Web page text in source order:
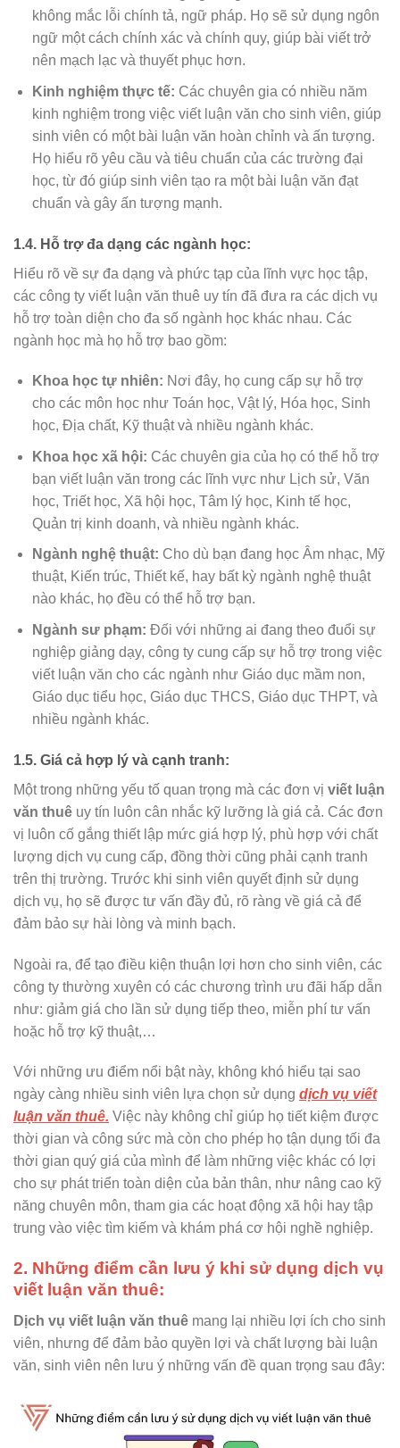
không mắc lỗi chính tả, ngữ pháp. Họ sẽ sử dụng ngôn
ngữ một cách chính xác và chính quy, giúp bài viết trở
nên mạch lạc và thuyết phục hơn.
Kinh nghiệm thực tế: Các chuyên gia có nhiều năm
kinh nghiệm trong việc viết luận văn cho sinh viên, giúp
sinh viên có một bài luận văn hoàn chỉnh và ấn tượng.
Họ hiểu rõ yêu cầu và tiêu chuẩn của các trường đại
học, từ đó giúp sinh viên tạo ra một bài luận văn đạt
chuẩn và gây ấn tượng mạnh.
1.4. Hỗ trợ đa dạng các ngành học:
Hiểu rõ về sự đa dạng và phức tạp của lĩnh vực học tập,
các công ty viết luận văn thuê uy tín đã đưa ra các dịch vụ
hỗ trợ toàn diện cho đa số ngành học khác nhau. Các
ngành học mà họ hỗ trợ bao gồm:
Khoa học tự nhiên: Nơi đây, họ cung cấp sự hỗ trợ
cho các môn học như Toán học, Vật lý, Hóa học, Sinh
học, Địa chất, Kỹ thuật và nhiều ngành khác.
Khoa học xã hội: Các chuyên gia của họ có thể hỗ trợ
bạn viết luận văn trong các lĩnh vực như Lịch sử, Văn
học, Triết học, Xã hội học, Tâm lý học, Kinh tế học,
Quản trị kinh doanh, và nhiều ngành khác.
Ngành nghệ thuật: Cho dù bạn đang học Âm nhạc, Mỹ
thuật, Kiến trúc, Thiết kế, hay bất kỳ ngành nghệ thuật
nào khác, họ đều có thể hỗ trợ bạn.
Ngành sư phạm: Đối với những ai đang theo đuổi sự
nghiệp giảng dạy, công ty cung cấp sự hỗ trợ trong việc
viết luận văn cho các ngành như Giáo dục mầm non,
Giáo dục tiểu học, Giáo dục THCS, Giáo dục THPT, và
nhiều ngành khác.
1.5. Giá cả hợp lý và cạnh tranh:
Một trong những yếu tố quan trọng mà các đơn vị viết luận
văn thuê uy tín luôn cân nhắc kỹ lưỡng là giá cả. Các đơn
vị luôn cố gắng thiết lập mức giá hợp lý, phù hợp với chất
lượng dịch vụ cung cấp, đồng thời cũng phải cạnh tranh
trên thị trường. Trước khi sinh viên quyết định sử dụng
dịch vụ, họ sẽ được tư vấn đầy đủ, rõ ràng về giá cả để
đảm bảo sự hài lòng và minh bạch.
Ngoài ra, để tạo điều kiện thuận lợi hơn cho sinh viên, các
công ty thường xuyên có các chương trình ưu đãi hấp dẫn
như: giảm giá cho lần sử dụng tiếp theo, miễn phí tư vấn
hoặc hỗ trợ kỹ thuật,…
Với những ưu điểm nổi bật này, không khó hiểu tại sao
ngày càng nhiều sinh viên lựa chọn sử dụng dịch vụ viết
luận văn thuê. Việc này không chỉ giúp họ tiết kiệm được
thời gian và công sức mà còn cho phép họ tận dụng tối đa
thời gian quý giá của mình để làm những việc khác có lợi
cho sự phát triển toàn diện của bản thân, như nâng cao kỹ
năng chuyên môn, tham gia các hoạt động xã hội hay tập
trung vào việc tìm kiếm và khám phá cơ hội nghề nghiệp.
2. Những điểm cần lưu ý khi sử dụng dịch vụ
viết luận văn thuê:
Dịch vụ viết luận văn thuê mang lại nhiều lợi ích cho sinh
viên, nhưng để đảm bảo quyền lợi và chất lượng bài luận
văn, sinh viên nên lưu ý những vấn đề quan trọng sau đây: